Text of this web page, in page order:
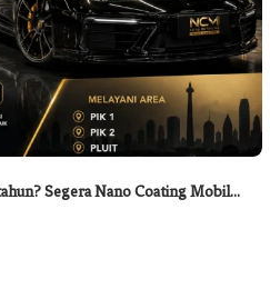
Segera Nano Coating Mobil…